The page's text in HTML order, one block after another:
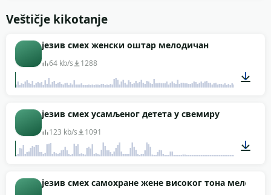
Veštičje kikotanje
језив смех женски оштар мелодичан
64 kb/s 1288
језив смех усамљеног детета у свемиру
123 kb/s 1091
00:03
језив смех самохране жене високог тона